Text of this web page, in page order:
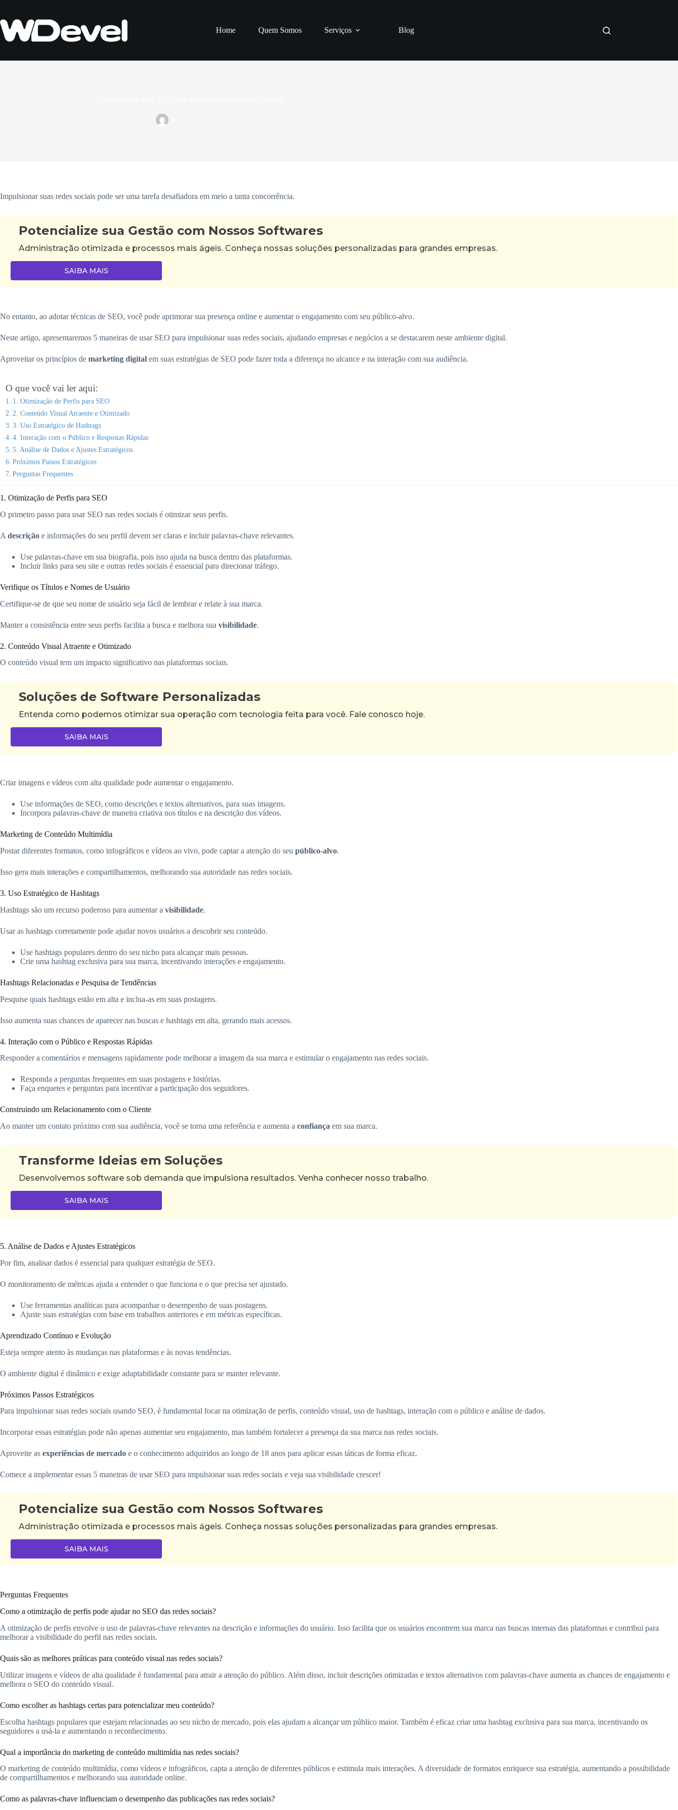
o
conteúdo
Home Quem Somos Serviços Blog
Impulsionar suas redes sociais pode ser uma tarefa desafiadora em meio a tanta concorrência.
Potencialize sua Gestão com Nossos Softwares
Administração otimizada e processos mais ágeis. Conheça nossas soluções personalizadas para grandes empresas.
SAIBA MAIS
No entanto, ao adotar técnicas de SEO, você pode aprimorar sua presença online e aumentar o engajamento com seu público-alvo.
Neste artigo, apresentaremos 5 maneiras de usar SEO para impulsionar suas redes sociais, ajudando empresas e negócios a se destacarem neste ambiente digital.
Aproveitar os princípios de marketing digital em suas estratégias de SEO pode fazer toda a diferença no alcance e na interação com sua audiência.
O que você vai ler aqui:
1. Otimização de Perfis para SEO
2. Conteúdo Visual Atraente e Otimizado
3. Uso Estratégico de Hashtags
4. Interação com o Público e Respostas Rápidas
5. Análise de Dados e Ajustes Estratégicos
Próximos Passos Estratégicos
Perguntas Frequentes
1. Otimização de Perfis para SEO
O primeiro passo para usar SEO nas redes sociais é otimizar seus perfis.
A descrição e informações do seu perfil devem ser claras e incluir palavras-chave relevantes.
Use palavras-chave em sua biografia, pois isso ajuda na busca dentro das plataformas.
Incluir links para seu site e outras redes sociais é essencial para direcionar tráfego.
Verifique os Títulos e Nomes de Usuário
Certifique-se de que seu nome de usuário seja fácil de lembrar e relate à sua marca.
Manter a consistência entre seus perfis facilita a busca e melhora sua visibilidade.
2. Conteúdo Visual Atraente e Otimizado
O conteúdo visual tem um impacto significativo nas plataformas sociais.
Soluções de Software Personalizadas
Entenda como podemos otimizar sua operação com tecnologia feita para você. Fale conosco hoje.
SAIBA MAIS
Criar imagens e vídeos com alta qualidade pode aumentar o engajamento.
Use informações de SEO, como descrições e textos alternativos, para suas imagens.
Incorpora palavras-chave de maneira criativa nos títulos e na descrição dos vídeos.
Marketing de Conteúdo Multimídia
Postar diferentes formatos, como infográficos e vídeos ao vivo, pode captar a atenção do seu público-alvo.
Isso gera mais interações e compartilhamentos, melhorando sua autoridade nas redes sociais.
3. Uso Estratégico de Hashtags
Hashtags são um recurso poderoso para aumentar a visibilidade.
Usar as hashtags corretamente pode ajudar novos usuários a descobrir seu conteúdo.
Use hashtags populares dentro do seu nicho para alcançar mais pessoas.
Crie uma hashtag exclusiva para sua marca, incentivando interações e engajamento.
Hashtags Relacionadas e Pesquisa de Tendências
Pesquise quais hashtags estão em alta e inclua-as em suas postagens.
Isso aumenta suas chances de aparecer nas buscas e hashtags em alta, gerando mais acessos.
4. Interação com o Público e Respostas Rápidas
Responder a comentários e mensagens rapidamente pode melhorar a imagem da sua marca e estimular o engajamento nas redes sociais.
Responda a perguntas frequentes em suas postagens e histórias.
Faça enquetes e perguntas para incentivar a participação dos seguidores.
Construindo um Relacionamento com o Cliente
Ao manter um contato próximo com sua audiência, você se torna uma referência e aumenta a confiança em sua marca.
Transforme Ideias em Soluções
Desenvolvemos software sob demanda que impulsiona resultados. Venha conhecer nosso trabalho.
SAIBA MAIS
5. Análise de Dados e Ajustes Estratégicos
Por fim, analisar dados é essencial para qualquer estratégia de SEO.
O monitoramento de métricas ajuda a entender o que funciona e o que precisa ser ajustado.
Use ferramentas analíticas para acompanhar o desempenho de suas postagens.
Ajuste suas estratégias com base em trabalhos anteriores e em métricas específicas.
Aprendizado Contínuo e Evolução
Esteja sempre atento às mudanças nas plataformas e às novas tendências.
O ambiente digital é dinâmico e exige adaptabilidade constante para se manter relevante.
Próximos Passos Estratégicos
Para impulsionar suas redes sociais usando SEO, é fundamental focar na otimização de perfis, conteúdo visual, uso de hashtags, interação com o público e análise de dados.
Incorporar essas estratégias pode não apenas aumentar seu engajamento, mas também fortalecer a presença da sua marca nas redes sociais.
Aproveite as experiências de mercado e o conhecimento adquiridos ao longo de 18 anos para aplicar essas táticas de forma eficaz.
Comece a implementar essas 5 maneiras de usar SEO para impulsionar suas redes sociais e veja sua visibilidade crescer!
Potencialize sua Gestão com Nossos Softwares
Administração otimizada e processos mais ágeis. Conheça nossas soluções personalizadas para grandes empresas.
SAIBA MAIS
Perguntas Frequentes
Como a otimização de perfis pode ajudar no SEO das redes sociais?
A otimização de perfis envolve o uso de palavras-chave relevantes na descrição e informações do usuário. Isso facilita que os usuários encontrem sua marca nas buscas internas das plataformas e contribui para
melhorar a visibilidade do perfil nas redes sociais.
Quais são as melhores práticas para conteúdo visual nas redes sociais?
Utilizar imagens e vídeos de alta qualidade é fundamental para atrair a atenção do público. Além disso, incluir descrições otimizadas e textos alternativos com palavras-chave aumenta as chances de engajamento e
melhora o SEO do conteúdo visual.
Como escolher as hashtags certas para potencializar meu conteúdo?
Escolha hashtags populares que estejam relacionadas ao seu nicho de mercado, pois elas ajudam a alcançar um público maior. Também é eficaz criar uma hashtag exclusiva para sua marca, incentivando os
seguidores a usá-la e aumentando o reconhecimento.
Qual a importância do marketing de conteúdo multimídia nas redes sociais?
O marketing de conteúdo multimídia, como vídeos e infográficos, capta a atenção de diferentes públicos e estimula mais interações. A diversidade de formatos enriquece sua estratégia, aumentando a possibilidade
de compartilhamentos e melhorando sua autoridade online.
Como as palavras-chave influenciam o desempenho das publicações nas redes sociais?